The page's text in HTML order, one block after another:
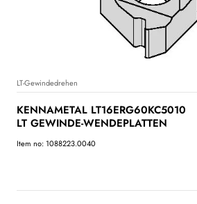
LT-Gewindedrehen
KENNAMETAL LT16ERG60KC5010
LT GEWINDE-WENDEPLATTEN
Item no: 1088223.0040